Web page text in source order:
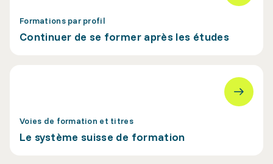
Formations par profil
Continuer de se former après les études
Voies de formation et titres
Le système suisse de formation